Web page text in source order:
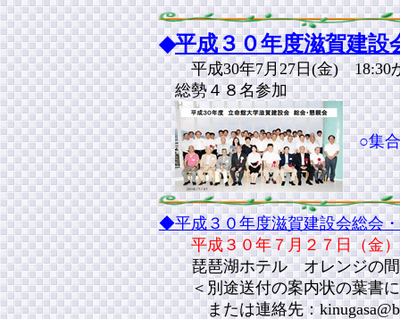
◆平成３０年度滋賀建設
平成30年7月27日(金)
総勢４８名参加
○集合
◆平成３０年度滋賀建設会総会
平成３０年７月２７日（金）
琵琶湖ホテル オレンジの間
＜別途送付の案内状の葉書に
または連絡先：